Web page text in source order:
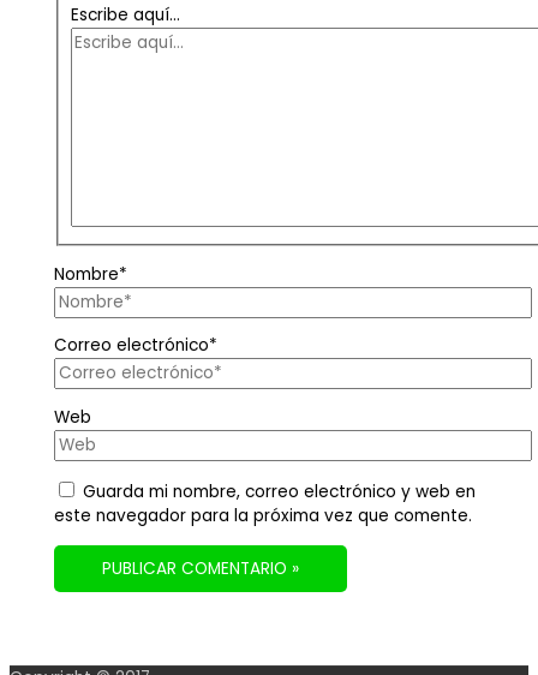
Escribe aquí...
Nombre*
Correo electrónico*
Web
Guarda mi nombre, correo electrónico y web en
este navegador para la próxima vez que comente.